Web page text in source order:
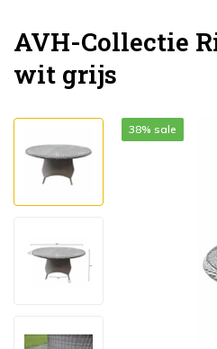
AVH-Collectie
wit grijs
38% sale